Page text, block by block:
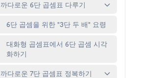
까다로운 6단 곱셈표 다루기
6단 곱셈을 위한 "3단 두 배" 요령
대화형 곱셈표에서 6단 곱셈 시각
화하기
까다로운 7단 곱셈표 정복하기